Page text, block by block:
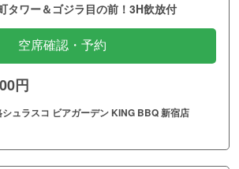
タワー＆ゴジラ目の前！3H飲放付
空席確認・予約
円
ュラスコ ビアガーデン KING BBQ 新宿店